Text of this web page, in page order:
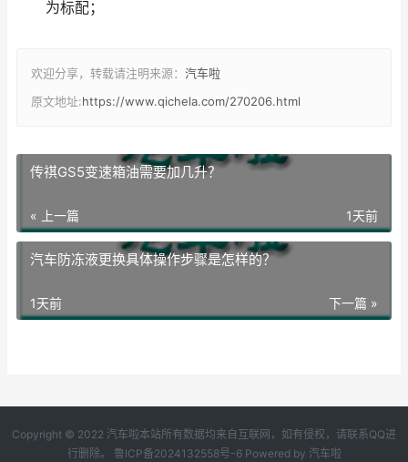
为标配；
欢迎分享，转载请注明来源： 汽车啦
原文地址:https://www.qichela.com/270206.html
传祺GS5变速箱油需要加几升？
« 上一篇 1天前
汽车防冻液更换具体操作步骤是怎样的？
下一篇 »
1天前
Copyright © 2022 汽车啦本站所有数据均来自互联网，如有侵权，请联系QQ进
行删除。 鲁ICP备2024132558号-6Powered by 汽车啦